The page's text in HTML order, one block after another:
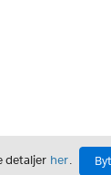
detaljer her.